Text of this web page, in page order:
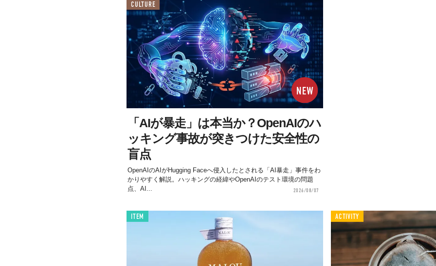
CULTURE
「AIが暴走」は本当か？OpenAIのハ
ッキング事故が突きつけた安全性の
盲点
OpenAIのAIがHugging Faceへ侵入したとされる「AI暴走」事件をわ
かりやすく解説。ハッキングの経緯やOpenAIのテスト環境の問題
点、AI...
2026/08/07
ITEM ACTIVITY